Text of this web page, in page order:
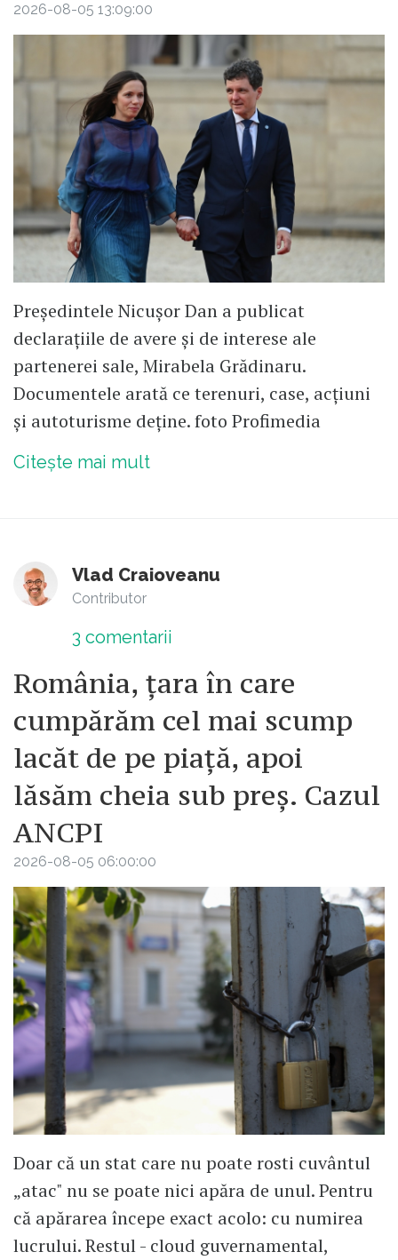
2026-08-05 13:09:00
Președintele Nicușor Dan a publicat
declarațiile de avere și de interese ale
partenerei sale, Mirabela Grădinaru.
Documentele arată ce terenuri, case, acțiuni
și autoturisme deține. foto Profimedia
Citește mai mult
Vlad Craioveanu
Contributor
3 comentarii
România, țara în care
cumpărăm cel mai scump
lacăt de pe piață, apoi
lăsăm cheia sub preș. Cazul
ANCPI
2026-08-05 06:00:00
Doar că un stat care nu poate rosti cuvântul
„atac" nu se poate nici apăra de unul. Pentru
că apărarea începe exact acolo: cu numirea
lucrului. Restul - cloud guvernamental,